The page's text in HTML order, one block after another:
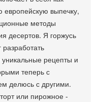
европейскую выпечку,
методы
десертов. Я горжусь
рецепты и
теперь с
делюсь с другими.
или пирожное -